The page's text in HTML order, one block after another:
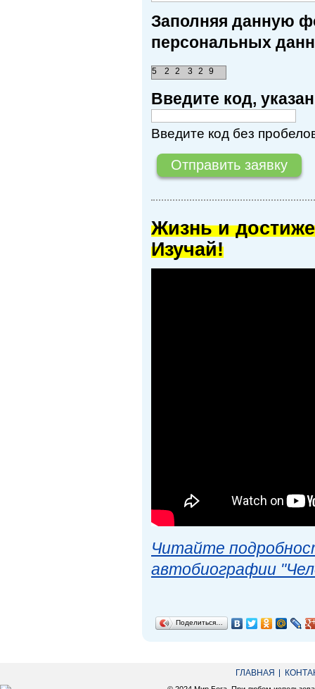
Заполняя данную
персональных
2
5 2 3 2 9
Введите код,
Введите код без
Жизнь и
Изучай!
Читайте
автобиографии
Поделиться…
ГЛАВНАЯ